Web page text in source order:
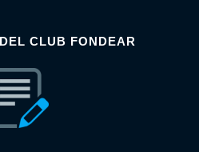
CLUB FONDEAR